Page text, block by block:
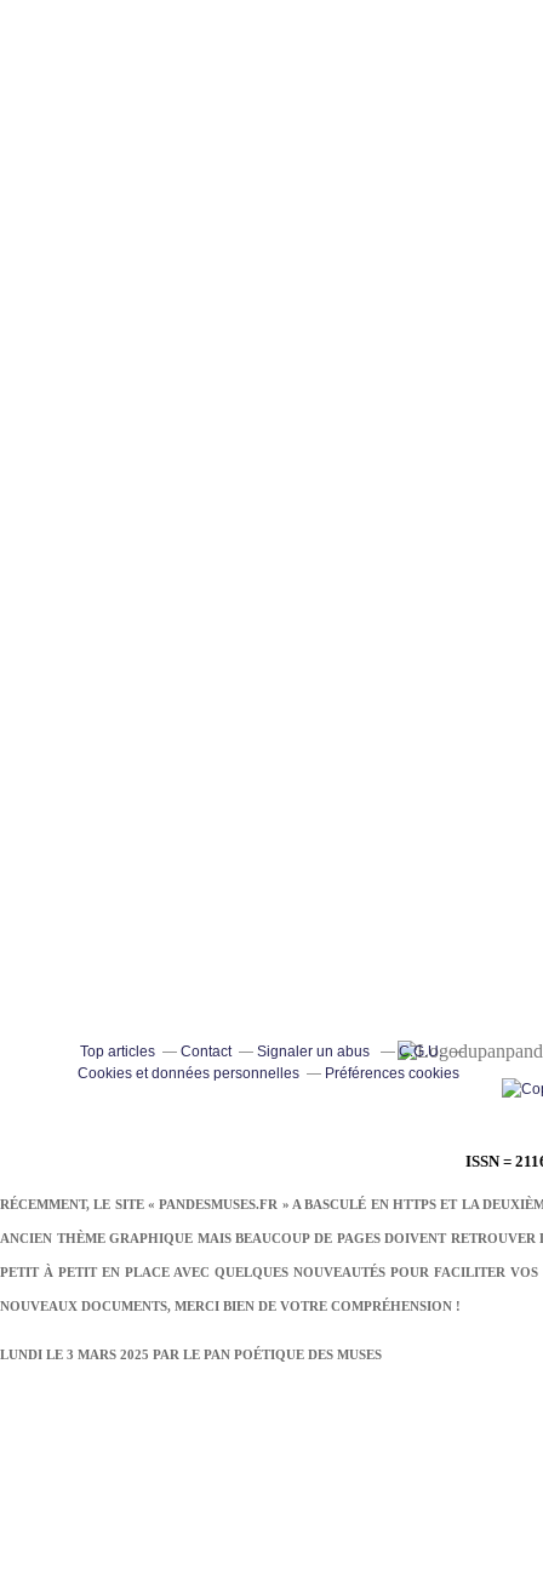
ISSN =
RÉCEMMENT, LE SITE « PANDESMUSES.FR » A BASCULÉ EN HTTPS ET LA
ANCIEN THÈME GRAPHIQUE MAIS BEAUCOUP DE PAGES DOIVENT
PETIT À PETIT EN PLACE AVEC QUELQUES NOUVEAUTÉS POUR FACILITER
NOUVEAUX DOCUMENTS, MERCI BIEN DE VOTRE COMPRÉHENSION !
LUNDI LE 3 MARS 2025 PAR LE PAN POÉTIQUE DES MUSES
Top articles Contact Signaler un abus
C.G.U.
Cookies et données personnelles
Préférences cookies